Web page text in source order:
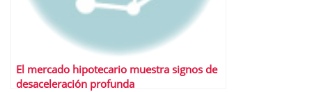
El mercado hipotecario muestra signos de
desaceleración profunda